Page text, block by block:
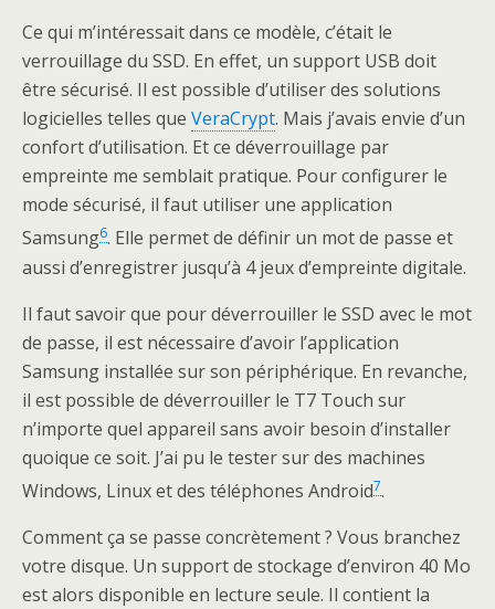
Ce qui m’intéressait dans ce modèle, c’était le
verrouillage du SSD. En effet, un support USB doit
être sécurisé. Il est possible d’utiliser des solutions
logicielles telles que VeraCrypt. Mais j’avais envie d’un
confort d’utilisation. Et ce déverrouillage par
empreinte me semblait pratique. Pour configurer le
mode sécurisé, il faut utiliser une application
Samsung6. Elle permet de définir un mot de passe et
aussi d’enregistrer jusqu’à 4 jeux d’empreinte digitale.
Il faut savoir que pour déverrouiller le SSD avec le mot
de passe, il est nécessaire d’avoir l’application
Samsung installée sur son périphérique. En revanche,
il est possible de déverrouiller le T7 Touch sur
n’importe quel appareil sans avoir besoin d’installer
quoique ce soit. J’ai pu le tester sur des machines
Windows, Linux et des téléphones Android7.
Comment ça se passe concrètement ? Vous branchez
votre disque. Un support de stockage d’environ 40 Mo
est alors disponible en lecture seule. Il contient la